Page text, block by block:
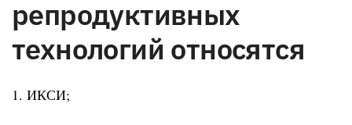
репродуктивных
технологий относятся
1. ИКСИ;